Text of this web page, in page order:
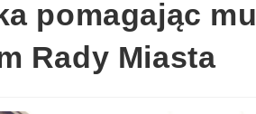
pomagając mu
Rady Miasta